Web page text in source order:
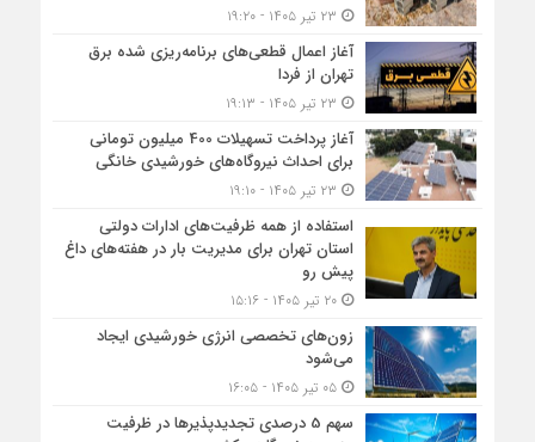
آغاز اعمال قطعی‌های برنامه‌ریزی شده برق
تهران از فردا
آغاز پرداخت تسهیلات 400 میلیون تومانی
برای احداث نیروگاه‌های خورشیدی خانگی
استفاده از همه ظرفیت‌های ادارات دولتی
استان تهران برای مدیریت بار در هفته‌های داغ
پیش رو
۲۰ تیر ۱۴۰۵ - ۱۵:۱۶
زون‌های تخصصی انرژی خورشیدی ایجاد
می‌شود
۰۵ تیر ۱۴۰۵ - ۱۶:۰۵
سهم 5 درصدی تجدیدپذیرها در ظرفیت